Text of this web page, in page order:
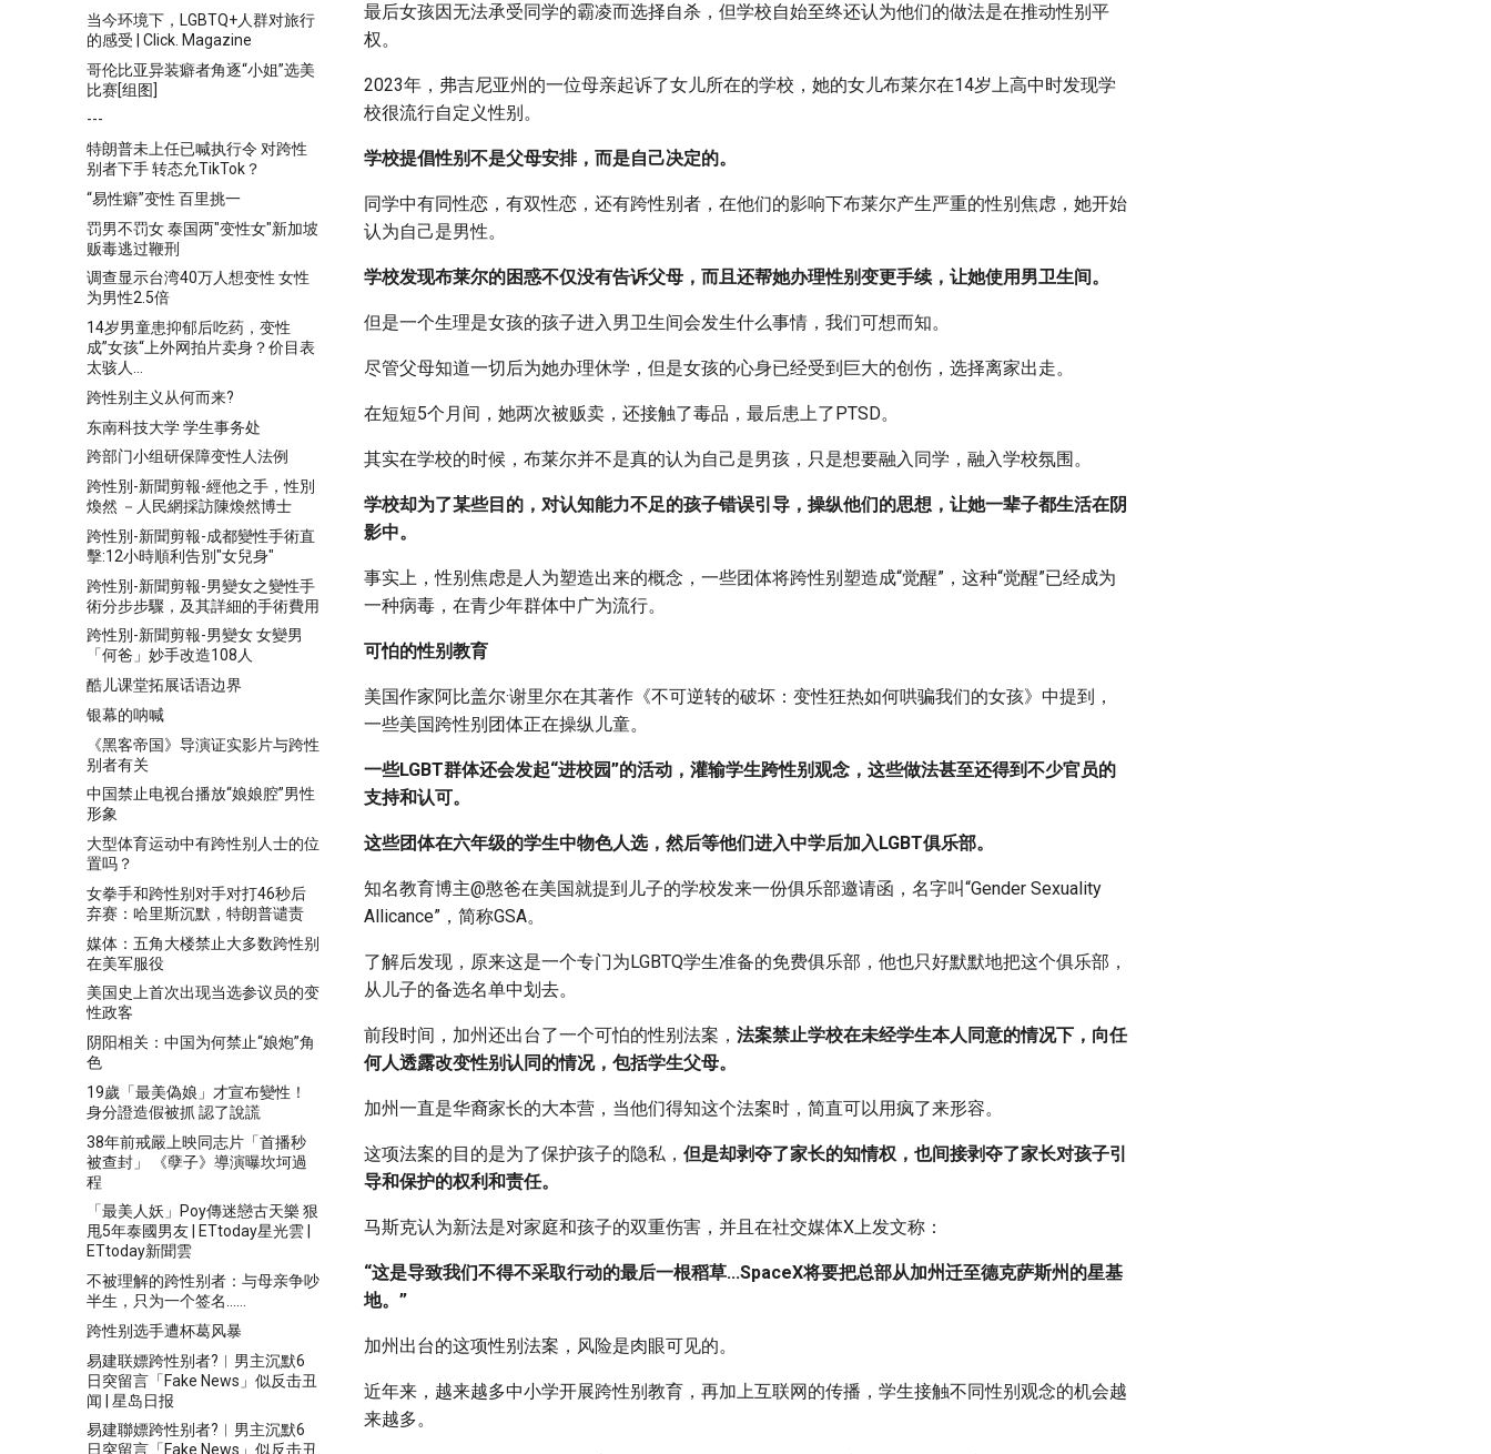
当今环境下，LGBTQ+人群对旅行
的感受 | Click. Magazine
哥伦比亚异装癖者角逐“小姐”选美
比赛[组图]
---
特朗普未上任已喊执行令 对跨性
别者下手 转态允TikTok？
“易性癖”变性 百里挑一
罚男不罚女 泰国两"变性女"新加坡
贩毒逃过鞭刑
调查显示台湾40万人想变性 女性
为男性2.5倍
14岁男童患抑郁后吃药，变性
成”女孩“上外网拍片卖身？价目表
太骇人...
跨性别主义从何而来?
东南科技大学 学生事务处
跨部门小组研保障变性人法例
跨性別-新聞剪報-經他之手，性別
煥然 －人民網採訪陳煥然博士
跨性別-新聞剪報-成都變性手術直
擊:12小時順利告別"女兒身"
跨性別-新聞剪報-男變女之變性手
術分步步驟，及其詳細的手術費用
跨性別-新聞剪報-男變女 女變男
「何爸」妙手改造108人
酷儿课堂拓展话语边界
银幕的呐喊
《黑客帝国》导演证实影片与跨性
别者有关
中国禁止电视台播放“娘娘腔”男性
形象
大型体育运动中有跨性别人士的位
置吗？
女拳手和跨性别对手对打46秒后
弃赛：哈里斯沉默，特朗普谴责
媒体：五角大楼禁止大多数跨性别
在美军服役
美国史上首次出现当选参议员的变
性政客
阴阳相关：中国为何禁止“娘炮”角
色
19歲「最美偽娘」才宣布變性！
身分證造假被抓 認了說謊
38年前戒嚴上映同志片「首播秒
被查封」 《孽子》導演曝坎坷過
程
「最美人妖」Poy傳迷戀古天樂 狠
甩5年泰國男友 | ETtoday星光雲 |
ETtoday新聞雲
不被理解的跨性别者：与母亲争吵
半生，只为一个签名……
跨性别选手遭杯葛风暴
易建联嫖跨性别者?︱男主沉默6
日突留言「Fake News」似反击丑
闻 | 星岛日报
易建聯嫖跨性别者?︱男主沉默6
日突留言「Fake News」似反击丑
最后女孩因无法承受同学的霸凌而选择自杀，但学校自始至终还认为他们的做法是在推动性别平
权。
2023年，弗吉尼亚州的一位母亲起诉了女儿所在的学校，她的女儿布莱尔在14岁上高中时发现学
校很流行自定义性别。
学校提倡性别不是父母安排，而是自己决定的。
同学中有同性恋，有双性恋，还有跨性别者，在他们的影响下布莱尔产生严重的性别焦虑，她开始
认为自己是男性。
学校发现布莱尔的困惑不仅没有告诉父母，而且还帮她办理性别变更手续，让她使用男卫生间。
但是一个生理是女孩的孩子进入男卫生间会发生什么事情，我们可想而知。
尽管父母知道一切后为她办理休学，但是女孩的心身已经受到巨大的创伤，选择离家出走。
在短短5个月间，她两次被贩卖，还接触了毒品，最后患上了PTSD。
其实在学校的时候，布莱尔并不是真的认为自己是男孩，只是想要融入同学，融入学校氛围。
学校却为了某些目的，对认知能力不足的孩子错误引导，操纵他们的思想，让她一辈子都生活在阴
影中。
事实上，性别焦虑是人为塑造出来的概念，一些团体将跨性别塑造成“觉醒”，这种“觉醒”已经成为
一种病毒，在青少年群体中广为流行。
可怕的性别教育
美国作家阿比盖尔·谢里尔在其著作《不可逆转的破坏：变性狂热如何哄骗我们的女孩》中提到，
一些美国跨性别团体正在操纵儿童。
一些LGBT群体还会发起“进校园”的活动，灌输学生跨性别观念，这些做法甚至还得到不少官员的
支持和认可。
这些团体在六年级的学生中物色人选，然后等他们进入中学后加入LGBT俱乐部。
知名教育博主@憨爸在美国就提到儿子的学校发来一份俱乐部邀请函，名字叫“Gender Sexuality
Allicance”，简称GSA。
了解后发现，原来这是一个专门为LGBTQ学生准备的免费俱乐部，他也只好默默地把这个俱乐部，
从儿子的备选名单中划去。
前段时间，加州还出台了一个可怕的性别法案， 法案禁止学校在未经学生本人同意的情况下，向任
何人透露改变性别认同的情况，包括学生父母。
加州一直是华裔家长的大本营，当他们得知这个法案时，简直可以用疯了来形容。
这项法案的目的是为了保护孩子的隐私， 但是却剥夺了家长的知情权，也间接剥夺了家长对孩子引
导和保护的权利和责任。
马斯克认为新法是对家庭和孩子的双重伤害，并且在社交媒体X上发文称：
“这是导致我们不得不采取行动的最后一根稻草...SpaceX将要把总部从加州迁至德克萨斯州的星基
地。”
加州出台的这项性别法案，风险是肉眼可见的。
近年来，越来越多中小学开展跨性别教育，再加上互联网的传播，学生接触不同性别观念的机会越
来越多。